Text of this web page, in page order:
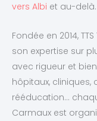
vers Albi et au-delà.
Fondée en 2014,
son expertise sur
avec rigueur et
hôpitaux,
rééducation…
Carmaux est